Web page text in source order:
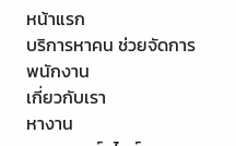
หน้าแรก
บริการหาคน ช่วยจัดการ
พนักงาน
เกี่ยวกับเรา
หางาน